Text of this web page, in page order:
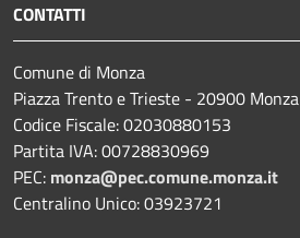
CONTATTI
Comune di Monza
Piazza Trento e Trieste - 20900 Monza
Codice Fiscale: 02030880153
Partita IVA: 00728830969
PEC: monza@pec.comune.monza.it
Centralino Unico: 03923721